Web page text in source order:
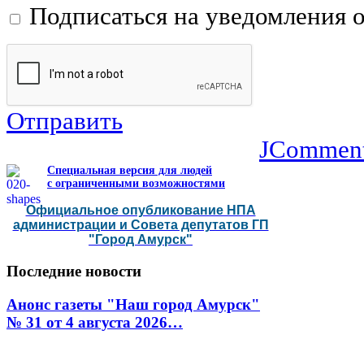
Подписаться на уведомления
Отправить
Специальная версия для людей
с ограниченными возможностями
Официальное опубликование НПА
администрации и Совета депутатов ГП
"Город Амурск"
Последние новости
Анонс газеты "Наш город Амурск"
№ 31 от 4 августа 2026…